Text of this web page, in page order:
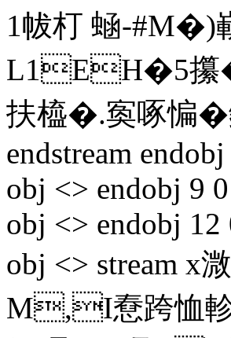
1帗朾 蜬-#M�)
L1ЕH�5攥
扶橀�.寏啄惼
endstream
obj <> endobj 9
obj <> endobj
obj <> stream x
M,I憃跨恤